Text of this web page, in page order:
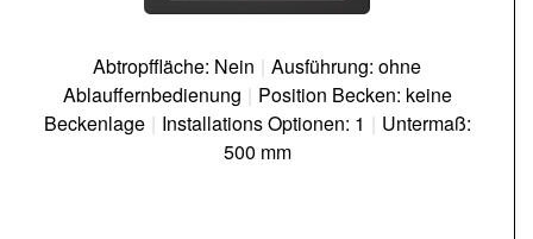
Abtropffläche: Nein | Ausführung: ohne
Ablauffernbedienung | Position Becken: keine
Beckenlage | Installations Optionen: 1 | Untermaß:
500 mm